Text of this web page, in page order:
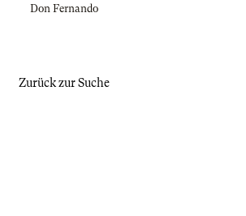
Don Fernando
Zurück zur Suche